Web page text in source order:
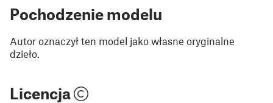
Pochodzenie modelu
Autor oznaczył ten model jako własne oryginalne
dzieło.
Licencja